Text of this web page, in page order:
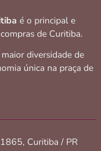
é o principal e
de Curitiba.
diversidade de
única na praça de
Curitiba / PR